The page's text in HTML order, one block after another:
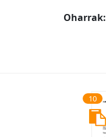
Oharrak:
10